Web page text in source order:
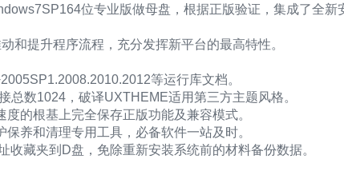
位专业版做母盘，根据正版验证，集成了全新
和提升程序流程，充分发挥新平台的最高特性。
等运行库文档。
总数1024，破译UXTHEME适用第三方主题风格。
的根基上完全保存正版功能及兼容模式。
养和清理专用工具，必备软件一站及时。
收藏夹到D盘，免除重新安装系统前的材料备份数据。